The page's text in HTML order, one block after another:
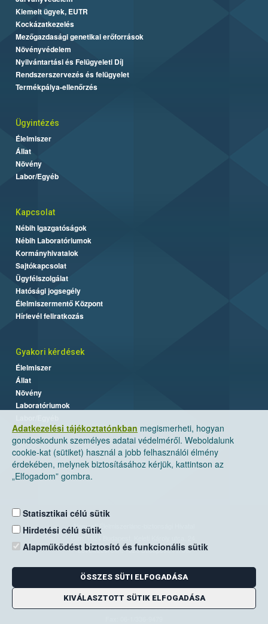
Adatkezelési tájékoztatónkban megismerheti, hogyan
gondoskodunk személyes adatai védelméről. Weboldalunk
cookie-kat (sütiket) használ a jobb felhasználói élmény
érdekében, melynek biztosításához kérjük, kattintson az
„Elfogadom” gombra.
Statisztikai célú sütik
Hirdetési célú sütik
Alapműködést biztosító és funkcionális sütik
ÖSSZES SÜTI ELFOGADÁSA
KIVÁLASZTOTT SÜTIK ELFOGADÁSA
Kiemelt ügyek, EUTR
Kockázatkezelés
Mezőgazdasági genetikai erőforrások
Növényvédelem
Nyilvántartási és Felügyeleti Díj
Rendszerszervezés és felügyelet
Termékpálya-ellenőrzés
Ügyintézés
Élelmiszer
Állat
Növény
Labor/Egyéb
Kapcsolat
Nébih Igazgatóságok
Nébih Laboratóriumok
Kormányhivatalok
Sajtókapcsolat
Ügyfélszolgálat
Hatósági jogsegély
Élelmiszermentő Központ
Hírlevél feliratkozás
Gyakori kérdések
Élelmiszer
Állat
Növény
Laboratóriumok
Nemzeti Élelmiszerlánc-biztonsági Hivatal
Levelezési cím: 1525 Budapest. Pf. 30.
E-mail:ugyfelszolgalat@nebih.gov.hu
Zöld szám: 06-80/263-244
Telefon: 06-1/ 336-9000